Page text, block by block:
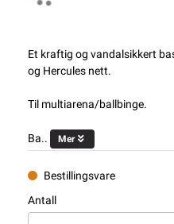
Et kraftig og vandalsikkert
og Hercules nett.
Til multiarena/ballbinge.
Ba.. Mer
Bestillingsvare
Antall